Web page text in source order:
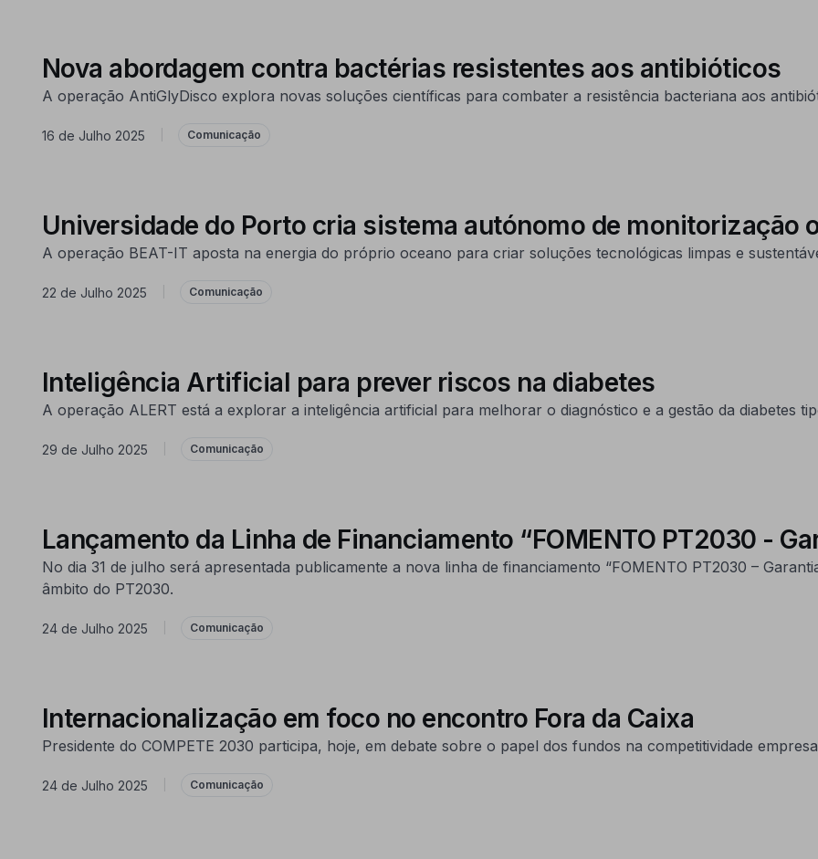
Nova abordagem contra bactérias resistentes aos antibióticos
A operação AntiGlyDisco explora novas soluções científicas para combater a resistência bacteriana aos
16 de Julho 2025 Comunicação
Universidade do Porto cria sistema autónomo de monitorização
A operação BEAT-IT aposta na energia do próprio oceano para criar soluções tecnológicas limpas e
22 de Julho 2025 Comunicação
Inteligência Artificial para prever riscos na diabetes
A operação ALERT está a explorar a inteligência artificial para melhorar o diagnóstico e a gestão da diabetes
29 de Julho 2025 Comunicação
Lançamento da Linha de Financiamento “FOMENTO PT2030 -
No dia 31 de julho será apresentada publicamente a nova linha de financiamento “FOMENTO PT2030 –
âmbito do PT2030.
24 de Julho 2025 Comunicação
Internacionalização em foco no encontro Fora da Caixa
Presidente do COMPETE 2030 participa, hoje, em debate sobre o papel dos fundos na competitividade
24 de Julho 2025 Comunicação